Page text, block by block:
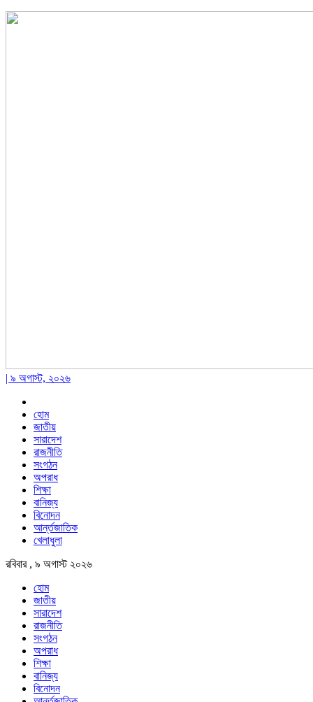
| ৯ অগাস্ট, ২০২৬
হোম
জাতীয়
সারাদেশ
রাজনীতি
সংগঠন
অপরাধ
শিক্ষা
বানিজ্য
বিনোদন
আর্ন্তজাতিক
খেলাধুলা
রবিবার , ৯ অগাস্ট ২০২৬
হোম
জাতীয়
সারাদেশ
রাজনীতি
সংগঠন
অপরাধ
শিক্ষা
বানিজ্য
বিনোদন